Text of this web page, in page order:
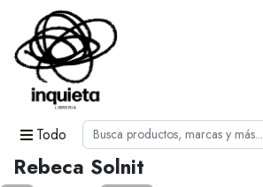
Todo
Rebeca Solnit